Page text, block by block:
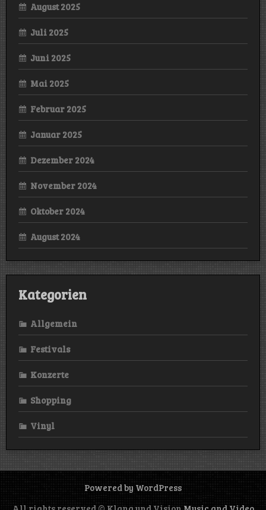
August 2025
Juli 2025
Juni 2025
Mai 2025
Februar 2025
Januar 2025
Dezember 2024
November 2024
Oktober 2024
August 2024
Kategorien
Allgemein
Festivals
Konzerte
Shopping
Vinyl
Powered by WordPress